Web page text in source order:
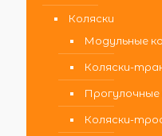
Коляски
Модульные
Коляски-
Прогулочные
Коляски-